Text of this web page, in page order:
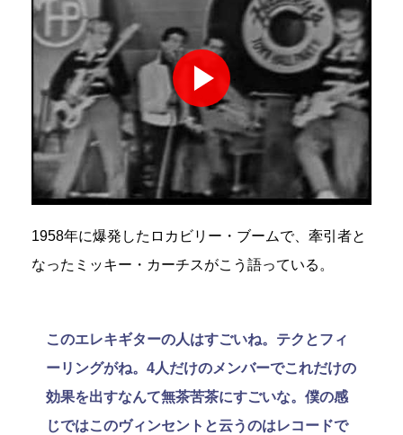
1958年に爆発したロカビリー・ブームで、牽引者と
なったミッキー・カーチスがこう語っている。
このエレキギターの人はすごいね。テクとフィ
ーリングがね。4人だけのメンバーでこれだけの
効果を出すなんて無茶苦茶にすごいな。僕の感
じではこのヴィンセントと云うのはレコードで